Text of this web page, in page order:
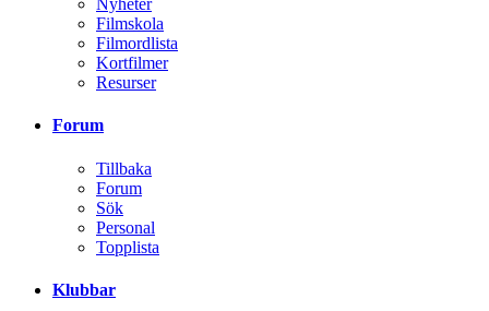
Nyheter
Filmskola
Filmordlista
Kortfilmer
Resurser
Forum
Tillbaka
Forum
Sök
Personal
Topplista
Klubbar